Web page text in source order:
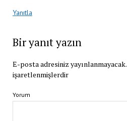
Yanıtla
Bir yanıt yazın
E-posta adresiniz yayınlanmayacak.
işaretlenmişlerdir
Yorum